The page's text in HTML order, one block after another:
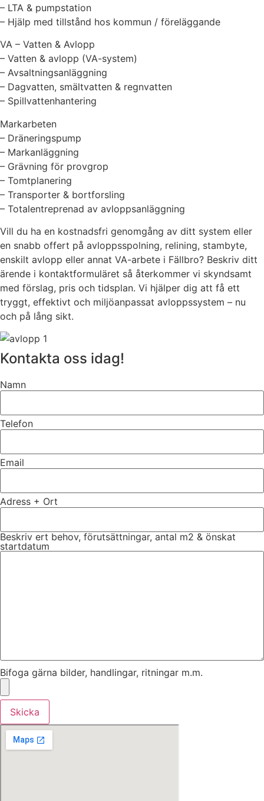
– LTA & pumpstation
– Hjälp med tillstånd hos kommun / föreläggande
VA – Vatten & Avlopp
– Vatten & avlopp (VA-system)
– Avsaltningsanläggning
– Dagvatten, smältvatten & regnvatten
– Spillvattenhantering
Markarbeten
– Dräneringspump
– Markanläggning
– Grävning för provgrop
– Tomtplanering
– Transporter & bortforsling
– Totalentreprenad av avloppsanläggning
Vill du ha en kostnadsfri genomgång av ditt system eller
en snabb offert på avloppsspolning, relining, stambyte,
enskilt avlopp eller annat VA-arbete i Fällbro? Beskriv ditt
ärende i kontaktformuläret så återkommer vi skyndsamt
med förslag, pris och tidsplan. Vi hjälper dig att få ett
tryggt, effektivt och miljöanpassat avloppssystem – nu
och på lång sikt.
Kontakta oss idag!
Namn
Telefon
Email
Adress + Ort
Beskriv ert behov, förutsättningar, antal m2 & önskat
startdatum
Bifoga gärna bilder, handlingar, ritningar m.m.
Skicka